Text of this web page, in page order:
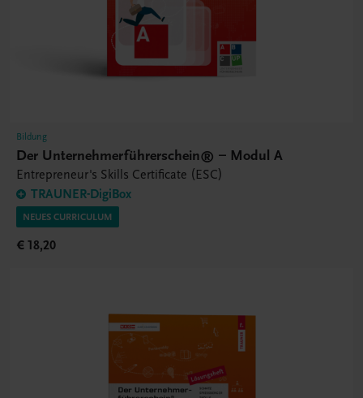
Bildung
Der Unternehmerführerschein® – Modul A
Entrepreneur's Skills Certificate (ESC)
TRAUNER-DigiBox
NEUES CURRICULUM
€ 18,20